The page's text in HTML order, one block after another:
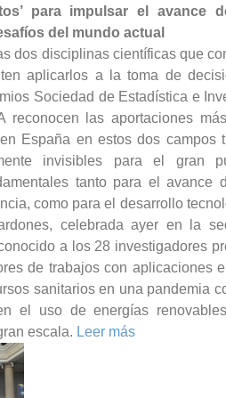
para impulsar el avance
del mundo actual
dos disciplinas científicas que
aplicarlos a la toma de
Sociedad de Estadística e
reconocen las aportaciones
España en estos dos campos
invisibles para el gran
tanto para el avance
como para el desarrollo
celebrada ayer en la
a los 28 investigadores
de trabajos con aplicaciones
sanitarios en una pandemia
el uso de energías
escala. Leer más